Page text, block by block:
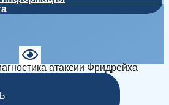
атаксии Фридрейха